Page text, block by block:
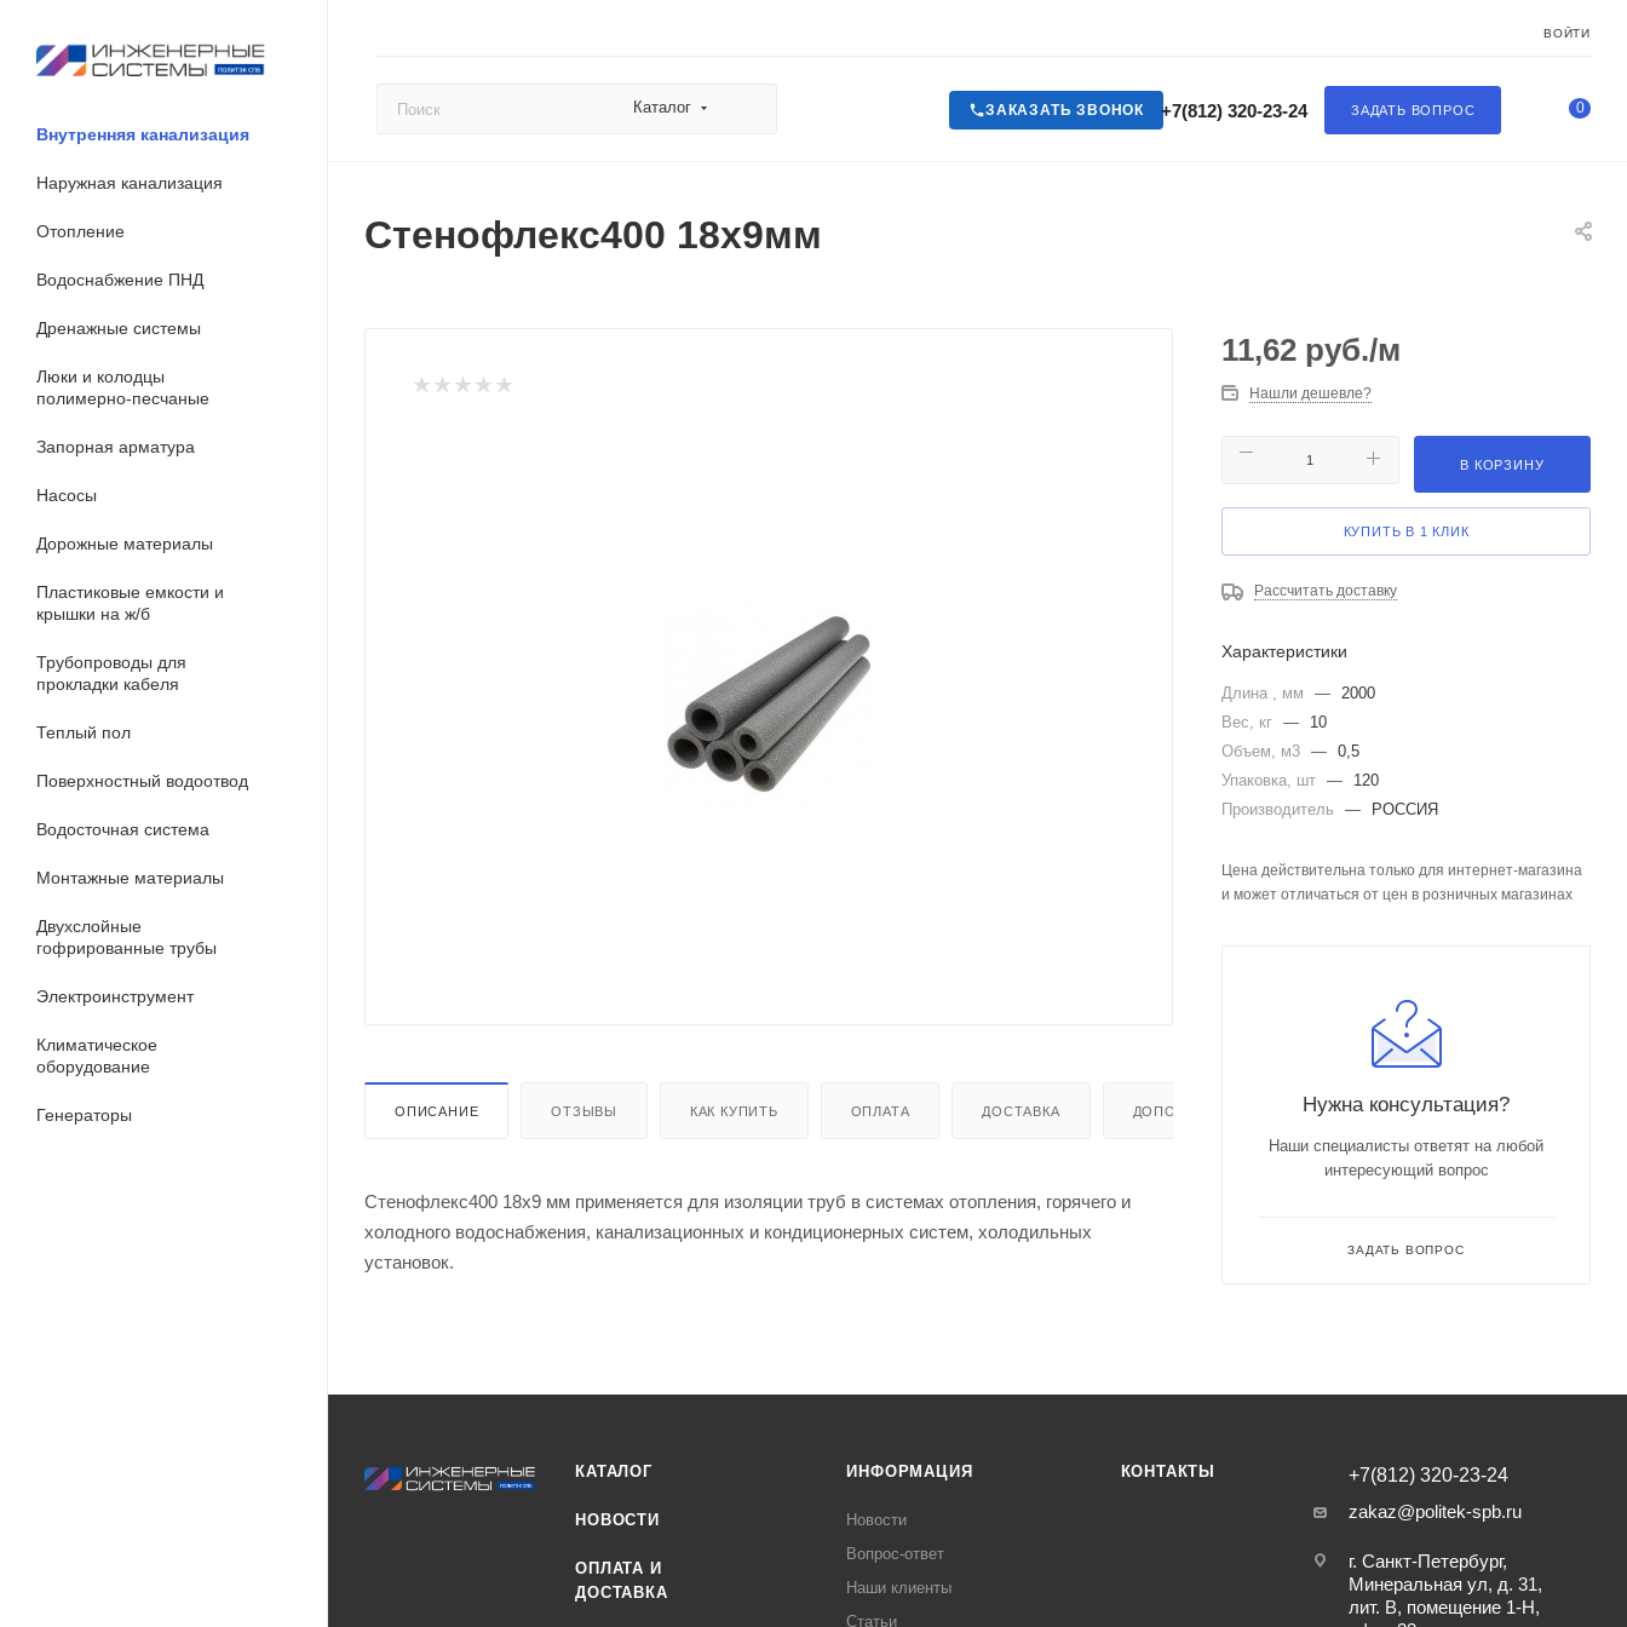
ВОЙТИ
Каталог ЗАДАТЬ ВОПРОС
+7(812) 320-23-24
ЗАКАЗАТЬ ЗВОНОК 0
Внутренняя канализация
Наружная канализация
Отопление
Водоснабжение ПНД
Дренажные системы
Люки и колодцы
полимерно-песчаные
Запорная арматура
Насосы
Дорожные материалы
Пластиковые емкости и
крышки на ж/б
Трубопроводы для
прокладки кабеля
Теплый пол
Поверхностный водоотвод
Водосточная система
Монтажные материалы
Двухслойные
гофрированные трубы
Электроинструмент
Климатическое
оборудование
Генераторы
Стенофлекс400 18х9мм
ОПИСАНИЕ ОТЗЫВЫ КАК КУПИТЬ ОПЛАТА ДОСТАВКА ДОПОЛНИТЕЛЬНО
Стенофлекс400 18х9 мм применяется для изоляции труб в системах отопления, горячего и
холодного водоснабжения, канализационных и кондиционерных систем, холодильных
установок.
11,62 руб./м
Нашли дешевле?
В КОРЗИНУ
КУПИТЬ В 1 КЛИК
Рассчитать доставку
Характеристики
Длина , мм — 2000
Вес, кг —
10
Объем, м3 — 0,5
Упаковка, шт —
120
Производитель
— РОССИЯ
Цена действительна только для интернет-магазина
и может отличаться от цен в розничных магазинах
Нужна консультация?
Наши специалисты ответят на любой
интересующий вопрос
ЗАДАТЬ ВОПРОС
КАТАЛОГ
НОВОСТИ
ОПЛАТА И
ДОСТАВКА
ИНФОРМАЦИЯ
Новости
Вопрос-ответ
Наши клиенты
Статьи
КОНТАКТЫ
+7(812) 320-23-24
zakaz@politek-spb.ru
г. Санкт-Петербург,
Минеральная ул, д. 31,
лит. В, помещение 1-Н,